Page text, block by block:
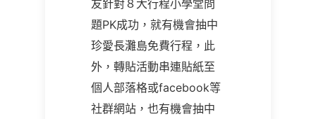
友針對８大行程小學堂問
題PK成功，就有機會抽中
珍愛長灘島免費行程，此
外，轉貼活動串連貼紙至
個人部落格或facebook等
社群網站，也有機會抽中